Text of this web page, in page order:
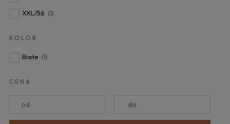
XXL/56 (1)
KOLOR
Białe (1)
CENA
od do